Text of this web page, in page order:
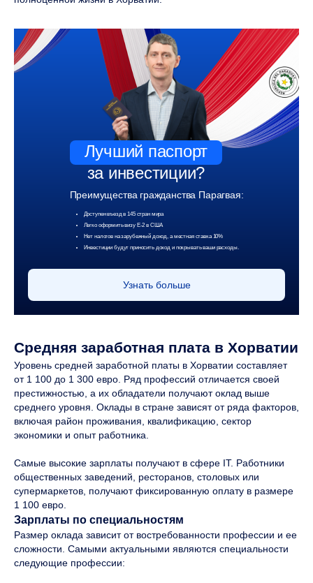
Лучший паспорт
за инвестиции?
Преимущества гражданства Парагвая:
Доступен въезд в 145 стран мира
Легко оформить визу Е-2 в США
Нет налогов на зарубежный доход, а местная ставка 10%
Инвестиции будут приносить доход и покрывать ваши расходы.
Узнать больше
Средняя заработная плата в Хорватии
Уровень средней заработной платы в Хорватии составляет
от 1 100 до 1 300 евро. Ряд профессий отличается своей
престижностью, а их обладатели получают оклад выше
среднего уровня. Оклады в стране зависят от ряда факторов,
включая район проживания, квалификацию, сектор
экономики и опыт работника.
Самые высокие зарплаты получают в сфере IT. Работники
общественных заведений, ресторанов, столовых или
супермаркетов, получают фиксированную оплату в размере
1 100 евро.
Зарплаты по специальностям
Размер оклада зависит от востребованности профессии и ее
сложности. Самыми актуальными являются специальности
следующие профессии: